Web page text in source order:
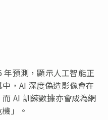
預測，顯示人工智能正
，AI 深度偽造影像會在
AI 訓練數據亦會成為網
」。